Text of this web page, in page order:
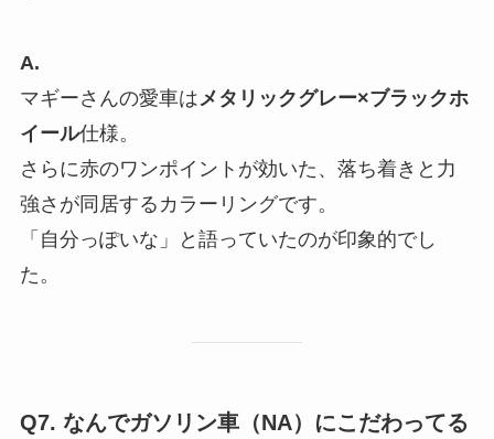
A.
マギーさんの愛車は メタリックグレー×ブラックホ
イール仕様。
さらに赤のワンポイントが効いた、落ち着きと力
強さが同居するカラーリングです。
「自分っぽいな」と語っていたのが印象的でし
た。
Q7. なんでガソリン車（NA）にこだわってる